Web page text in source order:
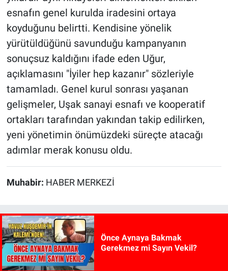
esnafın genel kurulda iradesini ortaya
koyduğunu belirtti. Kendisine yönelik
yürütüldüğünü savunduğu kampanyanın
sonuçsuz kaldığını ifade eden Uğur,
açıklamasını "İyiler hep kazanır" sözleriyle
tamamladı. Genel kurul sonrası yaşanan
gelişmeler, Uşak sanayi esnafı ve kooperatif
ortakları tarafından yakından takip edilirken,
yeni yönetimin önümüzdeki süreçte atacağı
adımlar merak konusu oldu.
Muhabir: HABER MERKEZİ
Önce Aynaya Bakmak
Gerekmez mi Sayın Vekil?